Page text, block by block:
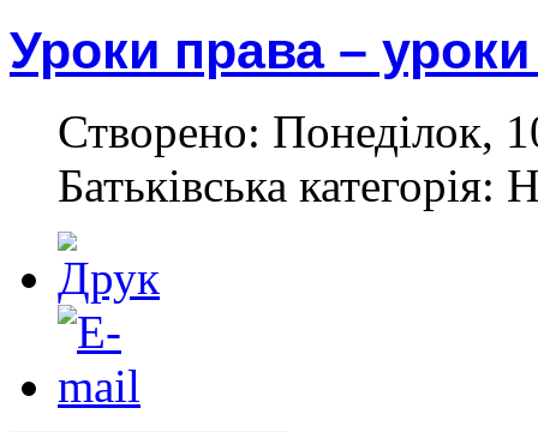
Уроки права –
Створено: Понеділок,
Батьківська категорія: